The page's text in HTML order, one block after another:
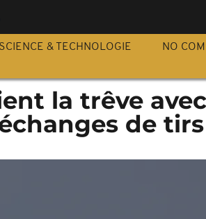
SCIENCE & TECHNOLOGIE NO
la trêve
de tirs